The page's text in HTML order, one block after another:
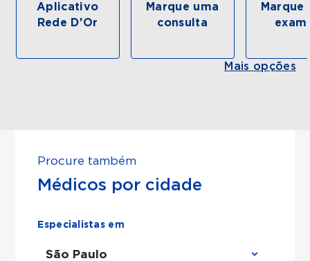
Aplicativo
Rede D'Or
Marque uma
consulta
Marque
Mais opções
Procure também
Médicos por cidade
Especialistas em
São Paulo